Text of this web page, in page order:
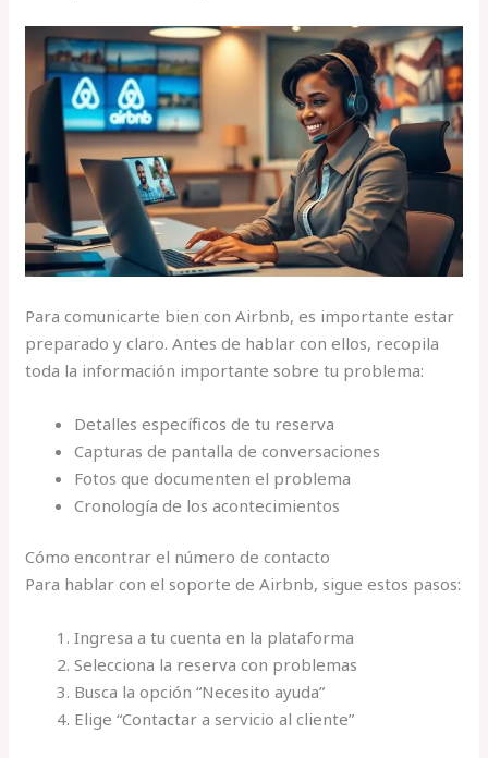
Para comunicarte bien con Airbnb, es importante estar
preparado y claro. Antes de hablar con ellos, recopila
toda la información importante sobre tu problema:
Detalles específicos de tu reserva
Capturas de pantalla de conversaciones
Fotos que documenten el problema
Cronología de los acontecimientos
Cómo encontrar el número de contacto
Para hablar con el soporte de Airbnb, sigue estos pasos:
Ingresa a tu cuenta en la plataforma
Selecciona la reserva con problemas
Busca la opción “Necesito ayuda”
Elige “Contactar a servicio al cliente”